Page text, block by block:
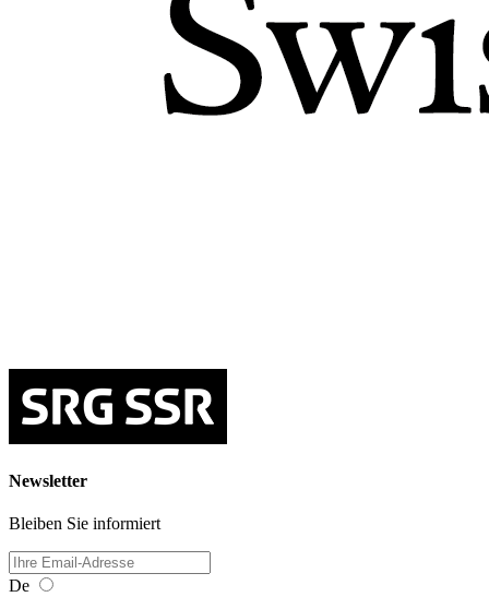
Newsletter
Bleiben Sie informiert
De